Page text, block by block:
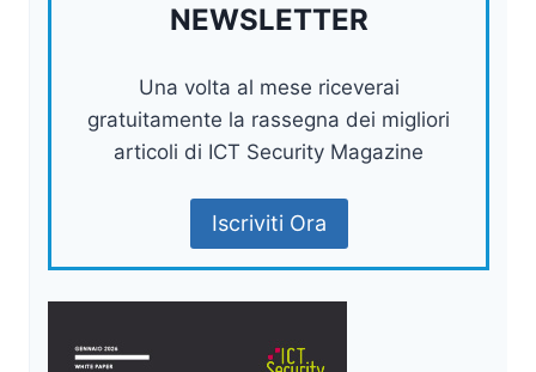
NEWSLETTER
Una volta al mese riceverai
gratuitamente la rassegna dei migliori
articoli di ICT Security Magazine
Iscriviti Ora